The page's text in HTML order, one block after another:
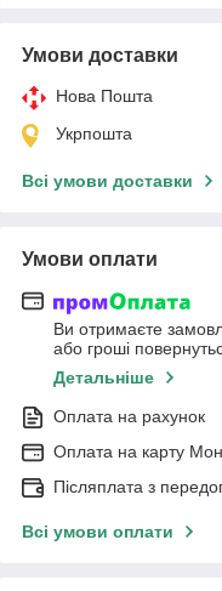
Умови доставки
Нова Пошта
Укрпошта
Всі умови доставки
Умови оплати
Ви отримаєте
або гроші
Детальніше
Оплата на рахунок
Оплата на карту
Післяплата з
Всі умови оплати